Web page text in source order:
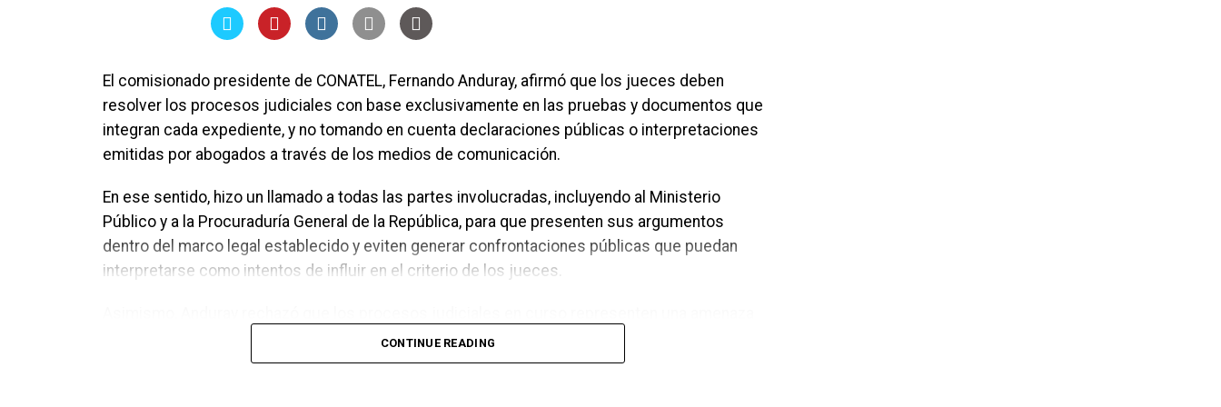
subsidios para reducir el impacto en la población, aunque advirtió que estas medidas no
pueden sostenerse de manera indefinida.
El comisionado presidente de CONATEL, Fernando Anduray, afirmó que los jueces deben
resolver los procesos judiciales con base exclusivamente en las pruebas y documentos que
integran cada expediente, y no tomando en cuenta declaraciones públicas o interpretaciones
emitidas por abogados a través de los medios de comunicación.
En ese sentido, hizo un llamado a todas las partes involucradas, incluyendo al Ministerio
Público y a la Procuraduría General de la República, para que presenten sus argumentos
dentro del marco legal establecido y eviten generar confrontaciones públicas que puedan
interpretarse como intentos de influir en el criterio de los jueces.
para la unidad del Partido Nacional. Aseguró que los asuntos legales deben resolverse en los
tribunales de justicia, mientras que las diferencias o decisiones de carácter político deberán
CONTINUE READING